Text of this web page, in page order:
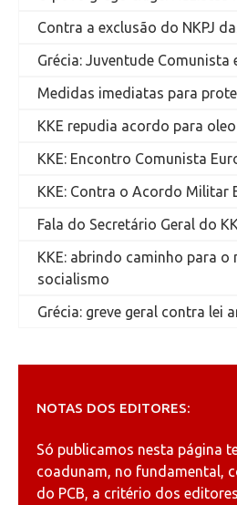
Contra a exclusão do NKPJ
Grécia: Juventude Comunista
Medidas imediatas para
KKE repudia acordo para
KKE: Encontro Comunista
KKE: Contra o Acordo Militar
Fala do Secretário Geral do
KKE: abrindo caminho para o
socialismo
Grécia: greve geral contra lei
NOTAS DOS EDITORES:
Só publicamos nesta página
coadunam, no fundamental,
do PCB, a critério dos